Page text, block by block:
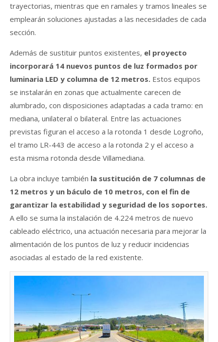
trayectorias, mientras que en ramales y tramos lineales se
emplearán soluciones ajustadas a las necesidades de cada
sección.
Además de sustituir puntos existentes, el proyecto
incorporará 14 nuevos puntos de luz formados por
luminaria LED y columna de 12 metros. Estos equipos
se instalarán en zonas que actualmente carecen de
alumbrado, con disposiciones adaptadas a cada tramo: en
mediana, unilateral o bilateral. Entre las actuaciones
previstas figuran el acceso a la rotonda 1 desde Logroño,
el tramo LR-443 de acceso a la rotonda 2 y el acceso a
esta misma rotonda desde Villamediana.
La obra incluye también la sustitución de 7 columnas de
12 metros y un báculo de 10 metros, con el fin de
garantizar la estabilidad y seguridad de los soportes.
A ello se suma la instalación de 4.224 metros de nuevo
cableado eléctrico, una actuación necesaria para mejorar la
alimentación de los puntos de luz y reducir incidencias
asociadas al estado de la red existente.